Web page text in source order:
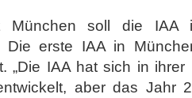
München soll die IAA
Die erste IAA in
„Die IAA hat sich in
aber das Jahr